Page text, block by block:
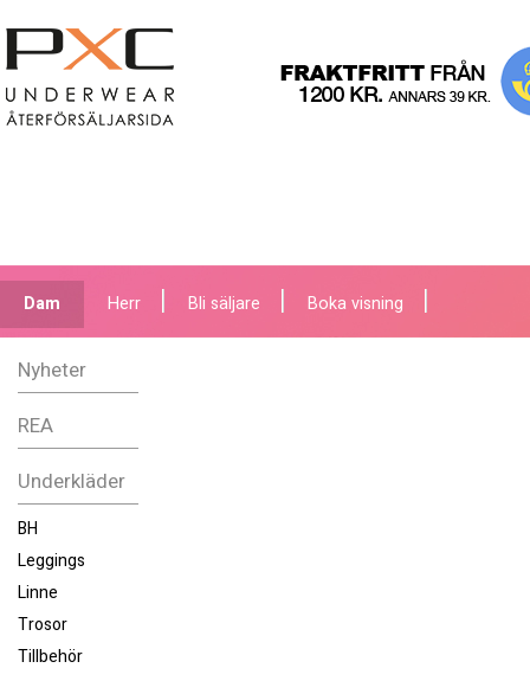
Dam Herr Bli säljare Boka visning
Nyheter
REA
Underkläder
BH
Leggings
Linne
Trosor
Tillbehör